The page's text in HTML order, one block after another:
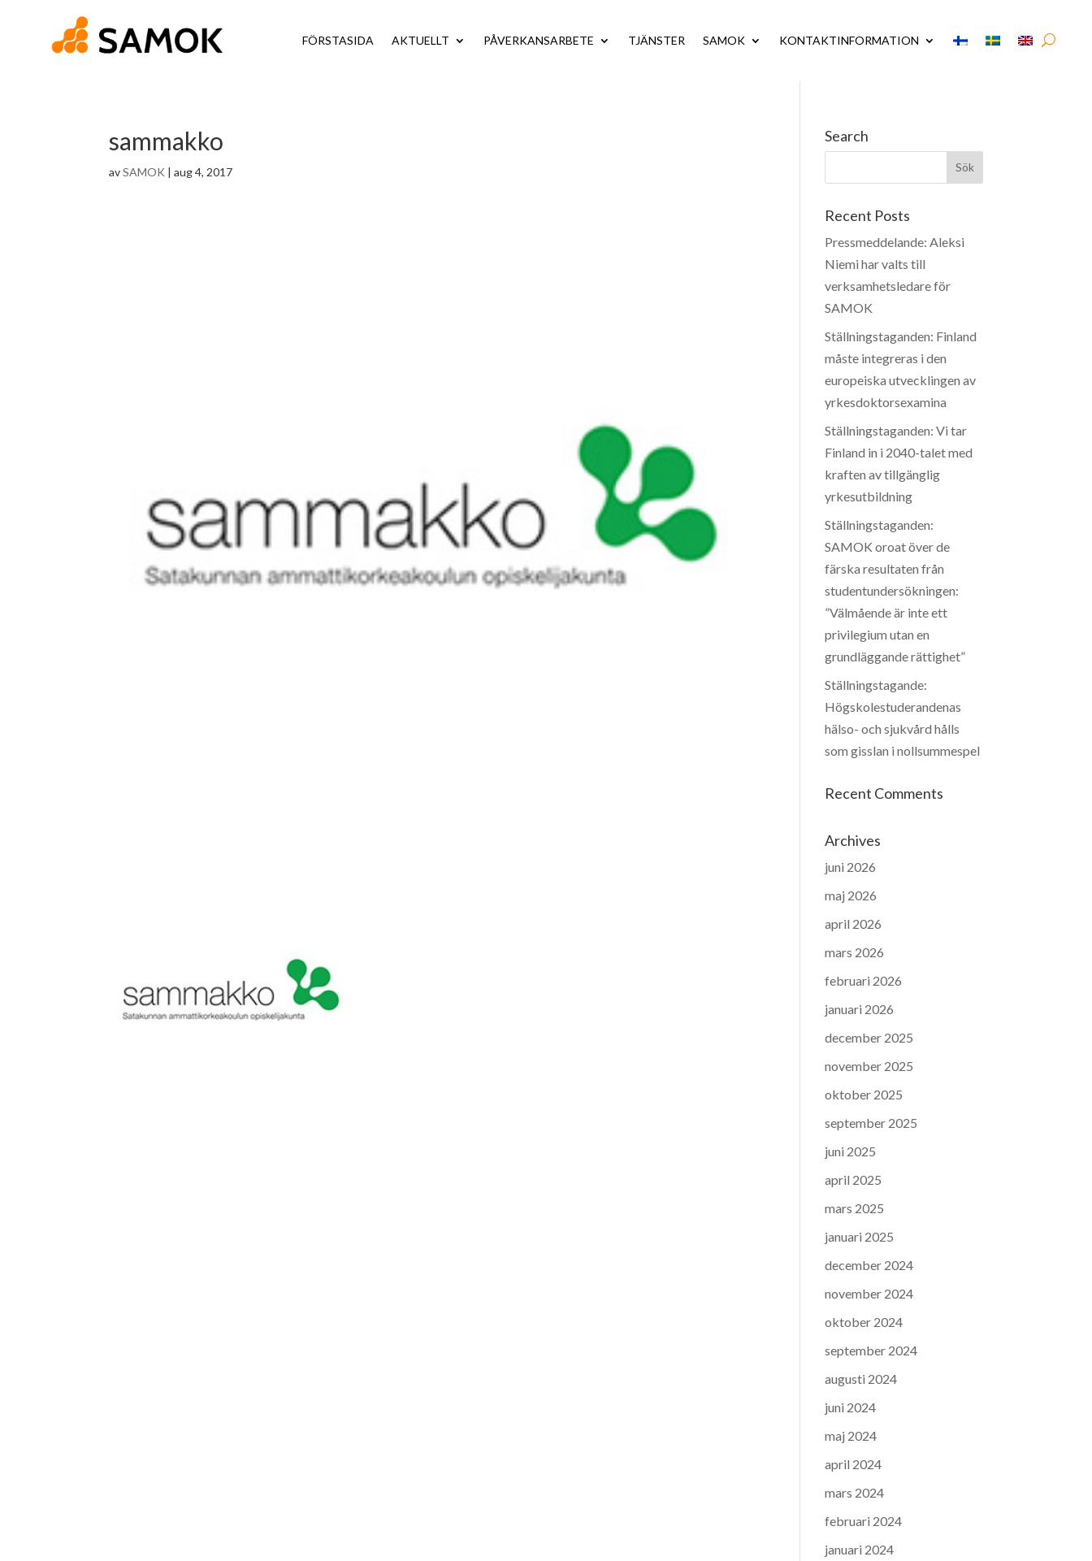
FÖRSTASIDA AKTUELLT PÅVERKANSARBETE TJÄNSTER SAMOK KONTAKTINFORMATION
sammakko
avSAMOK |aug 4, 2017
Search
Recent Posts
Pressmeddelande: Aleksi
Niemi har valts till
verksamhetsledare för
SAMOK
Ställningstaganden: Finland
måste integreras i den
europeiska utvecklingen av
yrkesdoktorsexamina
Ställningstaganden: Vi tar
Finland in i 2040-talet med
kraften av tillgänglig
yrkesutbildning
Ställningstaganden:
SAMOK oroat över de
färska resultaten från
studentundersökningen:
”Välmående är inte ett
privilegium utan en
grundläggande rättighet”
Ställningstagande:
Högskolestuderandenas
hälso- och sjukvård hålls
som gisslan i nollsummespel
Recent Comments
Archives
juni 2026
maj 2026
april 2026
mars 2026
februari 2026
januari 2026
december 2025
november 2025
oktober 2025
september 2025
juni 2025
april 2025
mars 2025
januari 2025
december 2024
november 2024
oktober 2024
september 2024
augusti 2024
juni 2024
maj 2024
april 2024
mars 2024
februari 2024
januari 2024